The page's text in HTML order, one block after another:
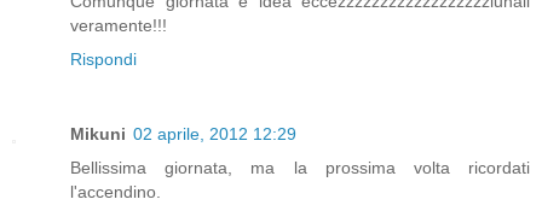
veramente!!!
Rispondi
Mikuni 02 aprile, 2012 12:29
Bellissima giornata, ma la prossima volta ricordati
l'accendino.